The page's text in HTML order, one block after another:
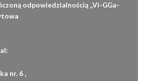
odpowiedzialnością „Vi-GGa-
nr. 6 ,